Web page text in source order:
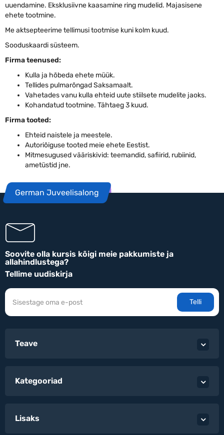
uuendamine. Eksklusiivne kaasamine ring mudelid. Majasisene
ehete tootmine.
Me aktsepteerime tellimusi tootmise kuni kolm kuud.
Sooduskaardi süsteem.
Firma teenused:
Kulla ja hõbeda ehete müük.
Tellides pulmarõngad Saksamaalt.
Vahetades vanu kulla ehteid uute stiilsete mudelite jaoks.
Kohandatud tootmine. Tähtaeg 3 kuud.
Firma tooted:
Ehteid naistele ja meestele.
Autoriõiguse tooted meie ehete Eestist.
Mitmesugused vääriskivid: teemandid, safiirid, rubiinid,
ametüstid jne.
German Juveelisalong
Soovite olla kursis kõigi meie pakkumiste ja
allahindlustega?
Tellime uudiskirja
Telli
Teave
Kategooriad
Lisaks